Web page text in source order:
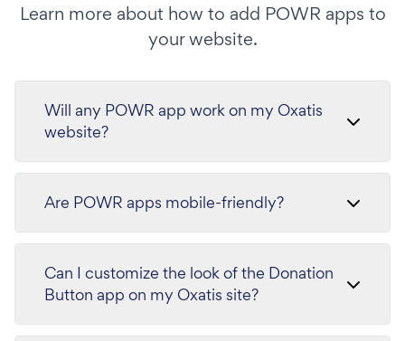
Learn more about how to add POWR apps to
your website.
Will any POWR app work on my Oxatis
website?
Are POWR apps mobile-friendly?
Can I customize the look of the Donation
Button app on my Oxatis site?